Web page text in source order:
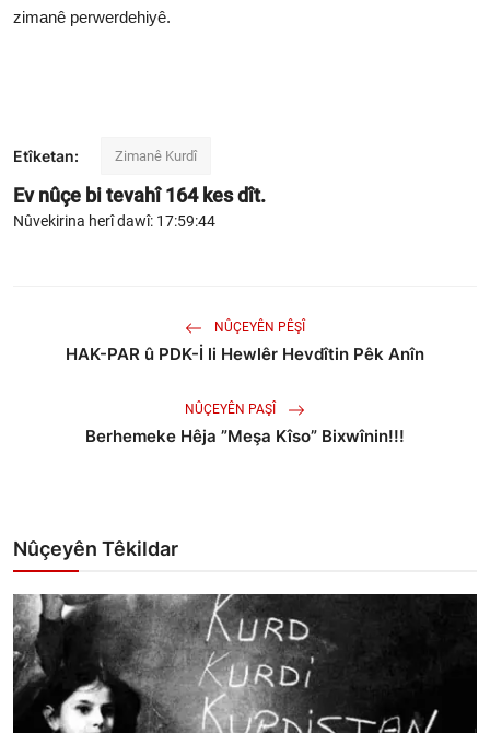
zimanê perwerdehiyê.
Etîketan: Zimanê Kurdî
Ev nûçe bi tevahî164kes dît.
Nûvekirina herî dawî: 17:59:44
NÛÇEYÊN PÊŞÎ
HAK-PAR û PDK-İ li Hewlêr Hevdîtin Pêk Anîn
NÛÇEYÊN PAŞÎ
Berhemeke Hêja ”Meşa Kîso” Bixwînin!!!
Nûçeyên Têkildar